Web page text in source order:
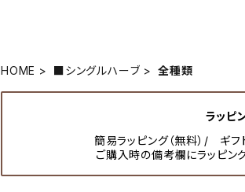
HOME ■シングルハーブ 全種類
ラッピ
簡易ラッピング（無料）/ ギフ
ご購入時の備考欄にラッピン